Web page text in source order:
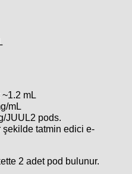
mL
mL
JUUL2 pods.
tatmin edici e-
2 adet pod bulunur.